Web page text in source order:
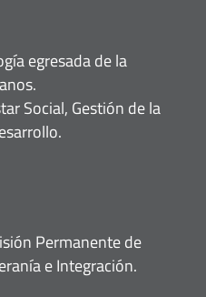
egresada de la
Social, Gestión de la
Permanente de
e Integración.